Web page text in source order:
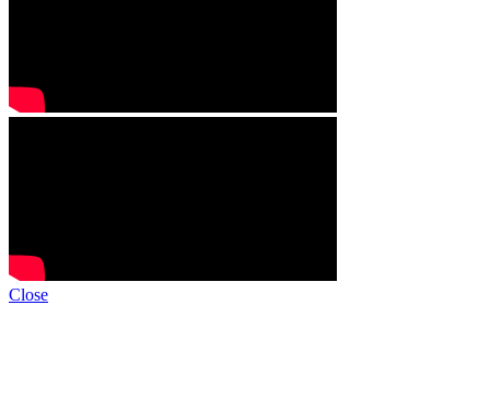
Close